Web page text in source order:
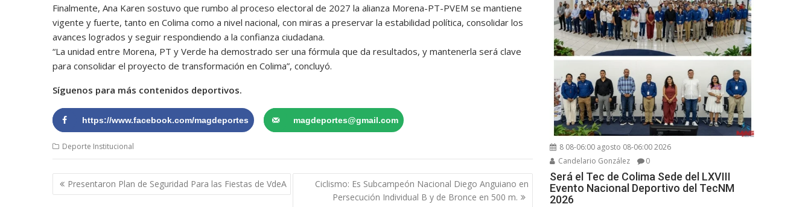
Finalmente, Ana Karen sostuvo que rumbo al proceso electoral de 2027 la alianza Morena-PT-PVEM se mantiene
vigente y fuerte, tanto en Colima como a nivel nacional, con miras a preservar la estabilidad política, consolidar los
avances logrados y seguir respondiendo a la confianza ciudadana.
“La unidad entre Morena, PT y Verde ha demostrado ser una fórmula que da resultados, y mantenerla será clave
para consolidar el proyecto de transformación en Colima”, concluyó.
Síguenos para más contenidos deportivos.
https://www.facebook.com/magdeportes magdeportes@gmail.com
Deporte Institucional
Navegación
de
Presentaron Plan de Seguridad Para las Fiestas de VdeA
Ciclismo: Es Subcampeón Nacional Diego Anguiano en
Persecución Individual B y de Bronce en 500 m.
8 08-06:00 agosto 08-06:00 2026
Candelario González
0
Será el Tec de Colima Sede del LXVIII
Evento Nacional Deportivo del TecNM
2026